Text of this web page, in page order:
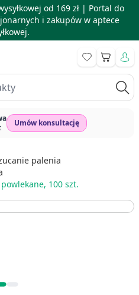
od 169 zł | Portal do
i zakupów w aptece
Koszyk
Umów konsultację
palenia
100 szt.